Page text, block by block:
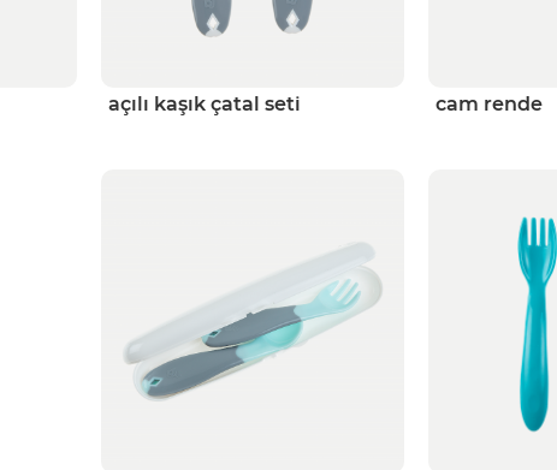
açılı kaşık çatal seti cam rende